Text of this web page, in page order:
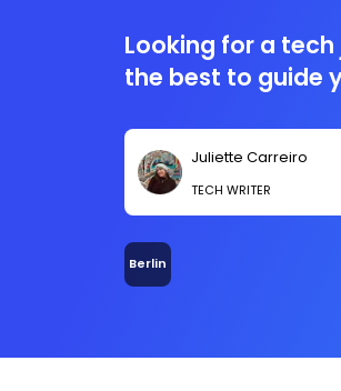
Looking for a tech
the best to guide
Juliette Carreiro
TECH WRITER
Berlin